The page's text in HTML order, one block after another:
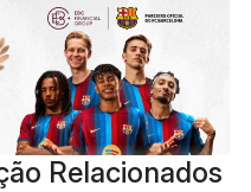
Relacionados